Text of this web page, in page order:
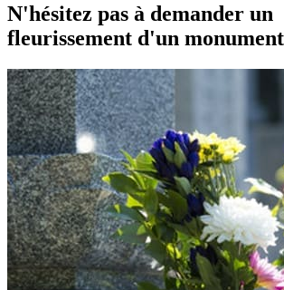
N'hésitez pas à demander un
fleurissement d'un